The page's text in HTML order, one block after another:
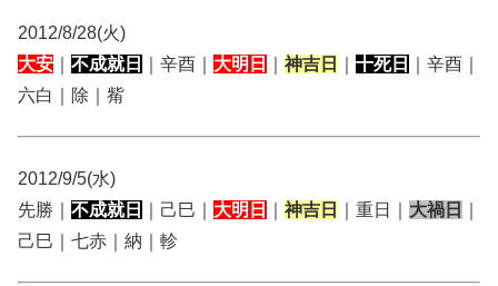
2012/8/28(火)
大安
不成就日 ｜辛酉｜ 大明日 神吉日 十死日
｜辛酉｜
六白｜除｜觜
2012/9/5(水)
先勝｜ 不成就日 ｜己巳｜ 大明日 神吉日 ｜重日｜ 大禍日
己巳｜七赤｜納｜軫